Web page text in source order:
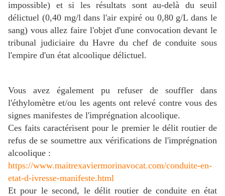
impossible) et si les résultats sont au-delà du seuil
délictuel (0,40 mg/l dans l'air expiré ou 0,80 g/L dans le
sang) vous allez faire l'objet d'une convocation devant le
tribunal judiciaire du Havre du chef de conduite sous
l'empire d'un état alcoolique délictuel.
Vous avez également pu refuser de souffler dans
l'éthylomètre et/ou les agents ont relevé contre vous des
signes manifestes de l'imprégnation alcoolique.
Ces faits caractérisent pour le premier le délit routier de
refus de se soumettre aux vérifications de l'imprégnation
alcoolique :
https://www.maitrexaviermorinavocat.com/conduite-en-
etat-d-ivresse-manifeste.html
Et pour le second, le délit routier de conduite en état